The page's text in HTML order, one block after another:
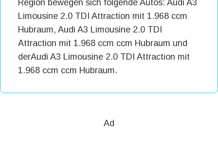
Region bewegen sich folgende Autos: Audi A3
Limousine 2.0 TDI Attraction mit 1.968 ccm
Hubraum, Audi A3 Limousine 2.0 TDI
Attraction mit 1.968 ccm ccm Hubraum und
derAudi A3 Limousine 2.0 TDI Attraction mit
1.968 ccm ccm Hubraum.
Ad